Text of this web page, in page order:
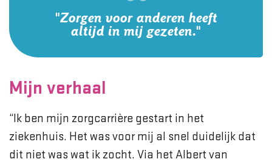
"Zorgen voor anderen heeft
altijd in mij gezeten."
Mijn verhaal
“Ik ben mijn zorgcarrière gestart in het
ziekenhuis. Het was voor mij al snel duidelijk dat
dit niet was wat ik zocht. Via het Albert van